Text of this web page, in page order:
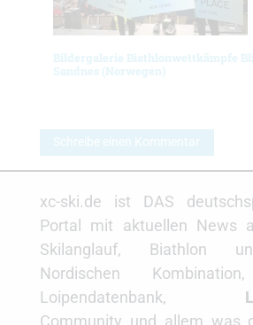
Bildergalerie Biathlonwettkämpfe
Sandnes (Norwegen)
Schreibe einen Kommentar
xc-ski.de ist DAS
Portal mit aktuellen News
Skilanglauf, Biathlon
Nordischen
Loipendatenbank,
Community und allem was